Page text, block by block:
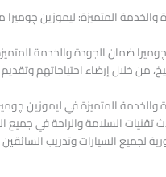
المتميزة: ليموزين
ضمان الجودة والخدمة
من خلال إرضاء احتياجاتهم وتقديم
المتميزة في ليموزين
تقنيات السلامة والراحة في جميع
لجميع السيارات وتدريب